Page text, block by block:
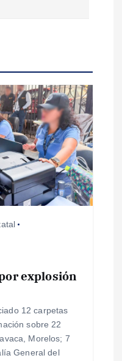
explosión
12 carpetas
sobre 22
Morelos; 7
General del